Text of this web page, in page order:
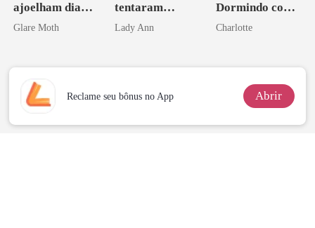
ajoelham diante
de mim
Glare Moth
tentaram
apagar
Lady Ann
Dormindo com
o Tio do Meu
Charlotte
Reclame seu bônus no App Abrir